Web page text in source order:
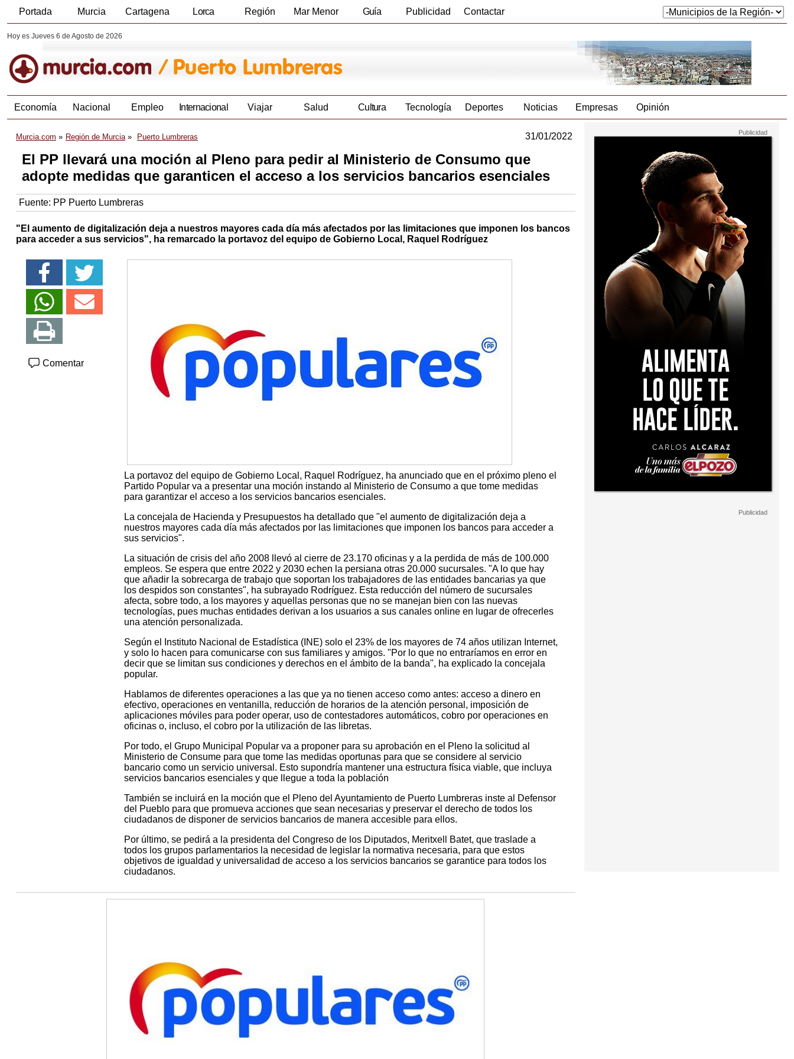
Portada Murcia Cartagena Lorca Región Mar Menor Guía Publicidad Contactar
Hoy es Jueves 6 de Agosto de 2026
Economía Nacional Empleo Internacional Viajar Salud Cultura Tecnología Deportes Noticias Empresas Opinión
Murcia.com Región de Murcia Puerto Lumbreras 31/01/2022
El PP llevará una moción al Pleno para pedir al Ministerio de Consumo que
adopte medidas que garanticen el acceso a los servicios bancarios esenciales
Fuente: PP Puerto Lumbreras
"El aumento de digitalización deja a nuestros mayores cada día más afectados por las limitaciones que imponen los bancos
para acceder a sus servicios", ha remarcado la portavoz del equipo de Gobierno Local, Raquel Rodríguez
Comentar
La portavoz del equipo de Gobierno Local, Raquel Rodríguez, ha anunciado que en el próximo pleno el
Partido Popular va a presentar una moción instando al Ministerio de Consumo a que tome medidas
para garantizar el acceso a los servicios bancarios esenciales.
La concejala de Hacienda y Presupuestos ha detallado que "el aumento de digitalización deja a
nuestros mayores cada día más afectados por las limitaciones que imponen los bancos para acceder a
sus servicios".
La situación de crisis del año 2008 llevó al cierre de 23.170 oficinas y a la perdida de más de 100.000
empleos. Se espera que entre 2022 y 2030 echen la persiana otras 20.000 sucursales. "A lo que hay
que añadir la sobrecarga de trabajo que soportan los trabajadores de las entidades bancarias ya que
los despidos son constantes", ha subrayado Rodríguez. Esta reducción del número de sucursales
afecta, sobre todo, a los mayores y aquellas personas que no se manejan bien con las nuevas
tecnologías, pues muchas entidades derivan a los usuarios a sus canales online en lugar de ofrecerles
una atención personalizada.
Según el Instituto Nacional de Estadística (INE) solo el 23% de los mayores de 74 años utilizan Internet,
y solo lo hacen para comunicarse con sus familiares y amigos. "Por lo que no entraríamos en error en
decir que se limitan sus condiciones y derechos en el ámbito de la banda", ha explicado la concejala
popular.
Hablamos de diferentes operaciones a las que ya no tienen acceso como antes: acceso a dinero en
efectivo, operaciones en ventanilla, reducción de horarios de la atención personal, imposición de
aplicaciones móviles para poder operar, uso de contestadores automáticos, cobro por operaciones en
oficinas o, incluso, el cobro por la utilización de las libretas.
Por todo, el Grupo Municipal Popular va a proponer para su aprobación en el Pleno la solicitud al
Ministerio de Consume para que tome las medidas oportunas para que se considere al servicio
bancario como un servicio universal. Esto supondría mantener una estructura física viable, que incluya
servicios bancarios esenciales y que llegue a toda la población
También se incluirá en la moción que el Pleno del Ayuntamiento de Puerto Lumbreras inste al Defensor
del Pueblo para que promueva acciones que sean necesarias y preservar el derecho de todos los
ciudadanos de disponer de servicios bancarios de manera accesible para ellos.
Por último, se pedirá a la presidenta del Congreso de los Diputados, Meritxell Batet, que traslade a
todos los grupos parlamentarios la necesidad de legislar la normativa necesaria, para que estos
objetivos de igualdad y universalidad de acceso a los servicios bancarios se garantice para todos los
ciudadanos.